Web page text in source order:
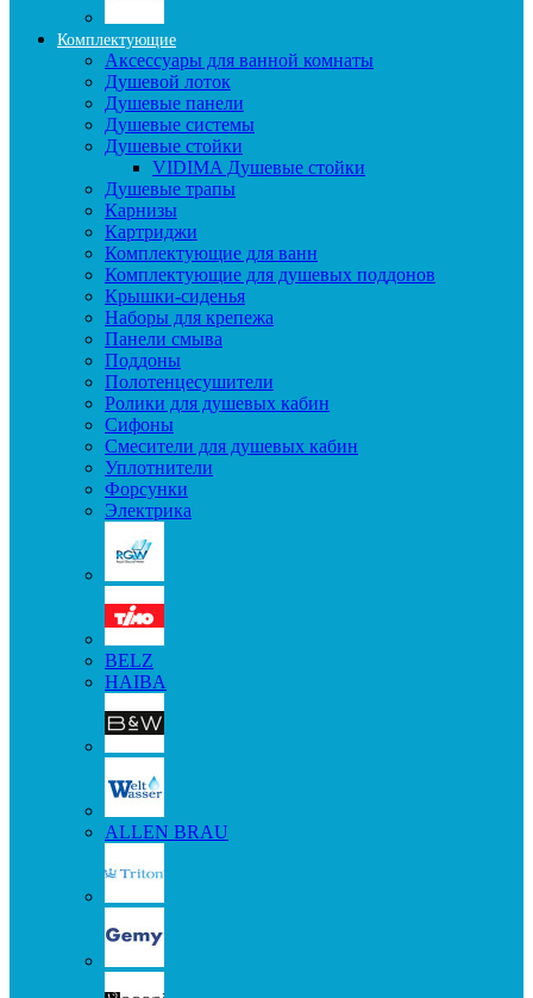
Комплектующие
Аксессуары для ванной комнаты
Душевой лоток
Душевые панели
Душевые системы
Душевые стойки
VIDIMA Душевые стойки
Душевые трапы
Карнизы
Картриджи
Комплектующие для ванн
Комплектующие для душевых поддонов
Крышки-сиденья
Наборы для крепежа
Панели смыва
Поддоны
Полотенцесушители
Ролики для душевых кабин
Сифоны
Смесители для душевых кабин
Уплотнители
Форсунки
Электрика
BELZ
HAIBA
ALLEN BRAU